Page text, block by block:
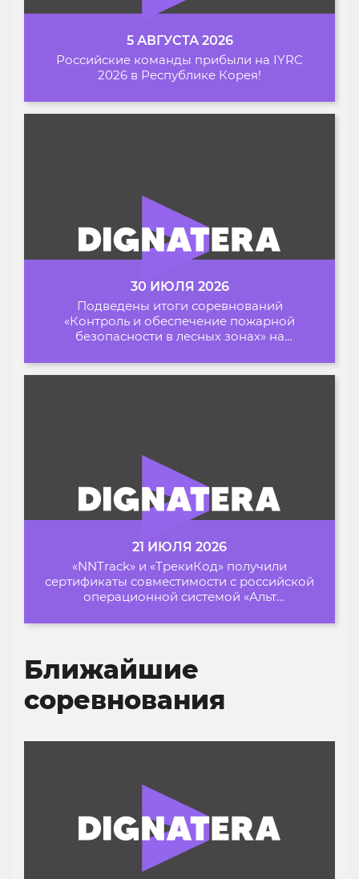
5 АВГУСТА 2026
Российские команды прибыли на IYRC
2026 в Республике Корея!
30 ИЮЛЯ 2026
Подведены итоги соревнований
«Контроль и обеспечение пожарной
безопасности в лесных зонах» на
21 ИЮЛЯ 2026
«NNTrack» и «ТрекиКод» получили
сертификаты совместимости с российской
операционной системой «Альт
Ближайшие
соревнования